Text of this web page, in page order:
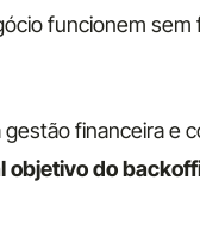
funcionem
financeira e
objetivo do